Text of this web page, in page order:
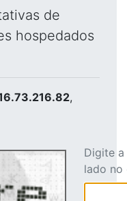
de
hospedados
,
Digite
lado no